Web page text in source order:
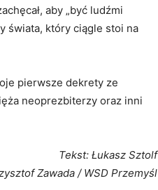
aby „być ludźmi
świata, który ciągle stoi na
pierwsze dekrety ze
neoprezbiterzy oraz inni
Tekst: Łukasz Sztolf
Zawada / WSD Przemyśl